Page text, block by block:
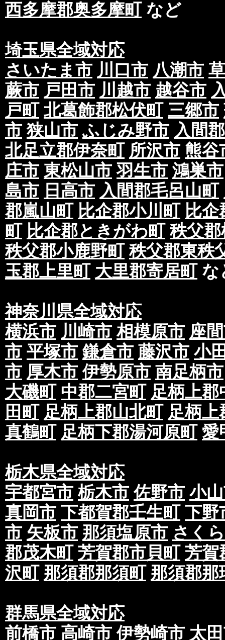
西多摩郡奥多摩町など
埼玉県全域対応
さいたま市 川口市 八潮市
蕨市 戸田市 川越市 越谷市
戸町 北葛飾郡松伏町 三郷市
市 狭山市 ふじみ野市 入間
北足立郡伊奈町 所沢市 熊谷
庄市 東松山市 羽生市 鴻巣市
島市 日高市 入間郡毛呂山町
郡嵐山町 比企郡小川町 比
町 比企郡ときがわ町 秩父
秩父郡小鹿野町 秩父郡東秩
玉郡上里町 大里郡寄居町な
神奈川県全域対応
横浜市 川崎市 相模原市 座
市 平塚市 鎌倉市 藤沢市 小
市 厚木市 伊勢原市 南足柄市
大磯町 中郡二宮町 足柄上郡
田町 足柄上郡山北町 足柄上
真鶴町 足柄下郡湯河原町 愛
栃木県全域対応
宇都宮市 栃木市 佐野市 小
真岡市 下都賀郡壬生町 下野
市 矢板市 那須塩原市 さく
郡茂木町 芳賀郡市貝町 芳賀
沢町 那須郡那須町 那須郡那
群馬県全域対応
前橋市 高崎市 伊勢崎市 太